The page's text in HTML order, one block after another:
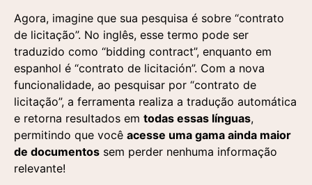
Agora, imagine que sua pesquisa é sobre “contrato
de licitação”. No inglês, esse termo pode ser
traduzido como “bidding contract”, enquanto em
espanhol é “contrato de licitación”. Com a nova
funcionalidade, ao pesquisar por “contrato de
licitação”, a ferramenta realiza a tradução automática
e retorna resultados em todas essas línguas,
permitindo que você acesse uma gama ainda maior
de documentos sem perder nenhuma informação
relevante!
Preencha o formulário e um de nossos
especialistas entrará em contato para responder
suas dúvidas e entender sua demanda.
Preencha o formulário abaixo e nossa equipe
entrará em contato para agendar uma
apresentação personalizada da nossa plataforma.
Entre em contato
Aceito a utilização
dos dados fornecidos
aqui para a realização